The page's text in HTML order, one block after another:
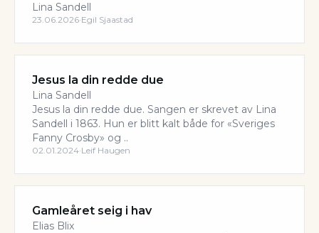
Lina Sandell
23.06.2026·Egil Sjaastad
Jesus la din redde due
Lina Sandell
Jesus la din redde due. Sangen er skrevet av Lina
Sandell i 1863. Hun er blitt kalt både for «Sveriges
Fanny Crosby» og ..
02.01.2024·Leif Haugen
Gamleåret seig i hav
Elias Blix